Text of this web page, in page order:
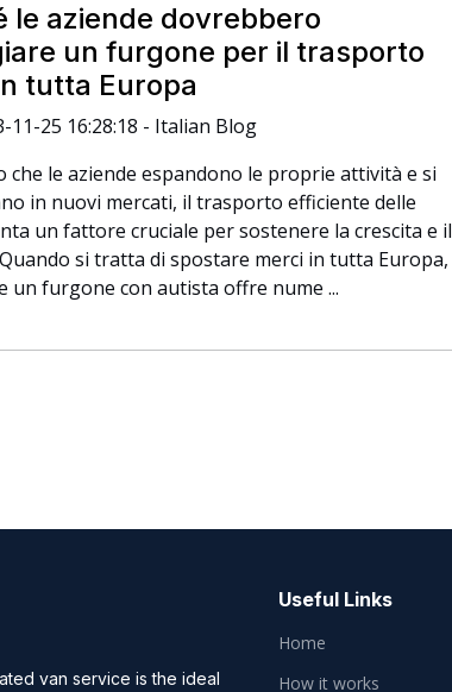
le aziende dovrebbero
un furgone per il trasporto
tutta Europa
11-25 16:28:18 - Italian Blog
che le aziende espandono le proprie attività e si
in nuovi mercati, il trasporto efficiente delle
un fattore cruciale per sostenere la crescita e il
si tratta di spostare merci in tutta Europa,
un furgone con autista offre nume ...
van service is the ideal
Useful Links
Home
How it works